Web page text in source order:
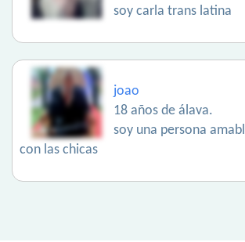
soy carla trans latina
joao
18 años de álava.
soy una persona
con las chicas